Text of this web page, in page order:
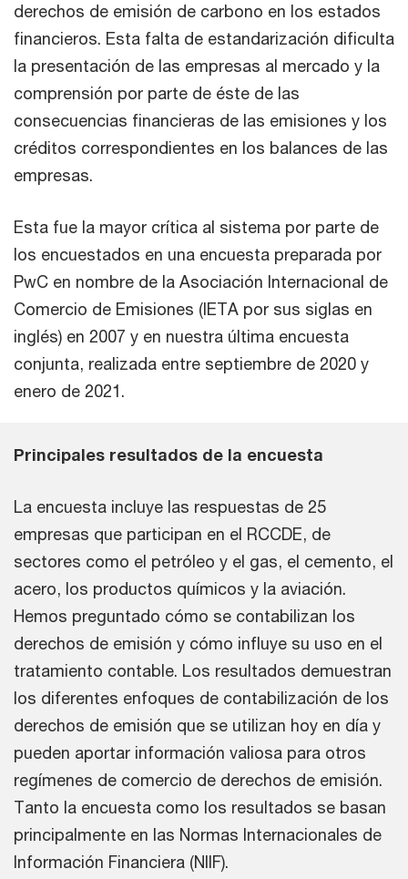
derechos de emisión de carbono en los estados
financieros. Esta falta de estandarización dificulta
la presentación de las empresas al mercado y la
comprensión por parte de éste de las
consecuencias financieras de las emisiones y los
créditos correspondientes en los balances de las
empresas.
Esta fue la mayor crítica al sistema por parte de
los encuestados en una encuesta preparada por
PwC en nombre de la Asociación Internacional de
Comercio de Emisiones (IETA por sus siglas en
inglés) en 2007 y en nuestra última encuesta
conjunta, realizada entre septiembre de 2020 y
enero de 2021.
Principales resultados de la encuesta
La encuesta incluye las respuestas de 25
empresas que participan en el RCCDE, de
sectores como el petróleo y el gas, el cemento, el
acero, los productos químicos y la aviación.
Hemos preguntado cómo se contabilizan los
derechos de emisión y cómo influye su uso en el
tratamiento contable. Los resultados demuestran
los diferentes enfoques de contabilización de los
derechos de emisión que se utilizan hoy en día y
pueden aportar información valiosa para otros
regímenes de comercio de derechos de emisión.
Tanto la encuesta como los resultados se basan
principalmente en las Normas Internacionales de
Información Financiera (NIIF).